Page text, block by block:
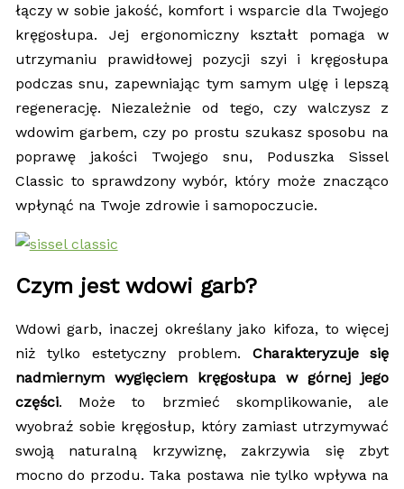
łączy w sobie jakość, komfort i wsparcie dla Twojego
kręgosłupa. Jej ergonomiczny kształt pomaga w
utrzymaniu prawidłowej pozycji szyi i kręgosłupa
podczas snu, zapewniając tym samym ulgę i lepszą
regenerację. Niezależnie od tego, czy walczysz z
wdowim garbem, czy po prostu szukasz sposobu na
poprawę jakości Twojego snu, Poduszka Sissel
Classic to sprawdzony wybór, który może znacząco
wpłynąć na Twoje zdrowie i samopoczucie.
Czym jest wdowi garb?
Wdowi garb, inaczej określany jako kifoza, to więcej
niż tylko estetyczny problem. Charakteryzuje się
nadmiernym wygięciem kręgosłupa w górnej jego
części. Może to brzmieć skomplikowanie, ale
wyobraź sobie kręgosłup, który zamiast utrzymywać
swoją naturalną krzywiznę, zakrzywia się zbyt
mocno do przodu. Taka postawa nie tylko wpływa na